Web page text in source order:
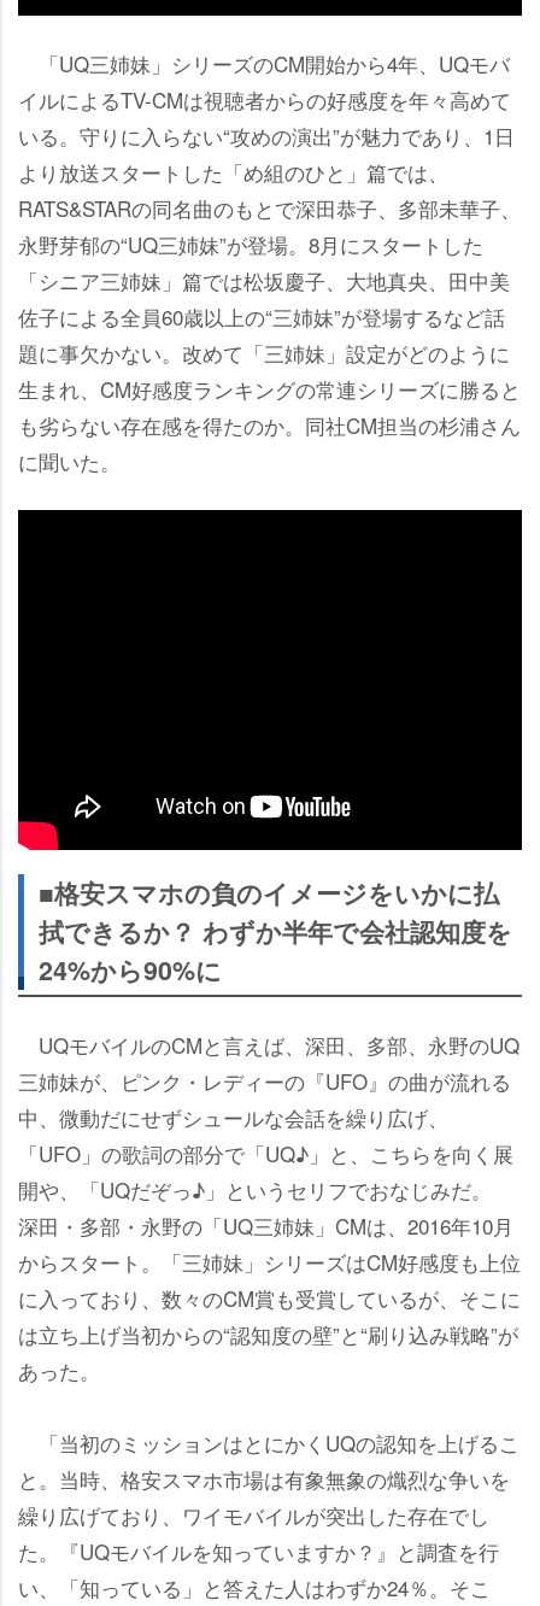
「UQ三姉妹」シリーズのCM開始から4年、UQモバ
イルによるTV-CMは視聴者からの好感度を年々高めて
いる。守りに入らない“攻めの演出”が魅力であり、1日
より放送スタートした「め組のひと」篇では、
RATS&STARの同名曲のもとで深田恭子、多部未華子、
永野芽郁の“UQ三姉妹”が登場。8月にスタートした
「シニア三姉妹」篇では松坂慶子、大地真央、田中美
佐子による全員60歳以上の“三姉妹”が登場するなど話
題に事欠かない。改めて「三姉妹」設定がどのように
生まれ、CM好感度ランキングの常連シリーズに勝ると
も劣らない存在感を得たのか。同社CM担当の杉浦さん
に聞いた。
■格安スマホの負のイメージをいかに払
拭できるか？ わずか半年で会社認知度を
24%から90%に
UQモバイルのCMと言えば、深田、多部、永野のUQ
三姉妹が、ピンク・レディーの『UFO』の曲が流れる
中、微動だにせずシュールな会話を繰り広げ、
「UFO」の歌詞の部分で「UQ♪」と、こちらを向く展
開や、「UQだぞっ♪」というセリフでおなじみだ。
深田・多部・永野の「UQ三姉妹」CMは、2016年10月
からスタート。「三姉妹」シリーズはCM好感度も上位
に入っており、数々のCM賞も受賞しているが、そこに
は立ち上げ当初からの“認知度の壁”と“刷り込み戦略”が
あった。
「当初のミッションはとにかくUQの認知を上げるこ
と。当時、格安スマホ市場は有象無象の熾烈な争いを
繰り広げており、ワイモバイルが突出した存在でし
た。『UQモバイルを知っていますか？』と調査を行
い、「知っている」と答えた人はわずか24％。そこ